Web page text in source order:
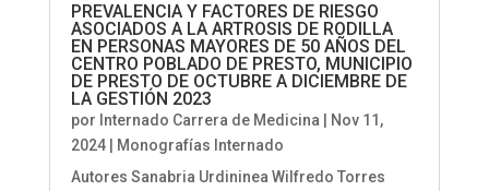
PREVALENCIA Y FACTORES DE RIESGO
ASOCIADOS A LA ARTROSIS DE RODILLA
EN PERSONAS MAYORES DE 50 AÑOS DEL
CENTRO POBLADO DE PRESTO, MUNICIPIO
DE PRESTO DE OCTUBRE A DICIEMBRE DE
LA GESTIÓN 2023
por Internado Carrera de Medicina
Nov 11,
2024|
Monografías Internado
Autores Sanabria Urdininea Wilfredo Torres